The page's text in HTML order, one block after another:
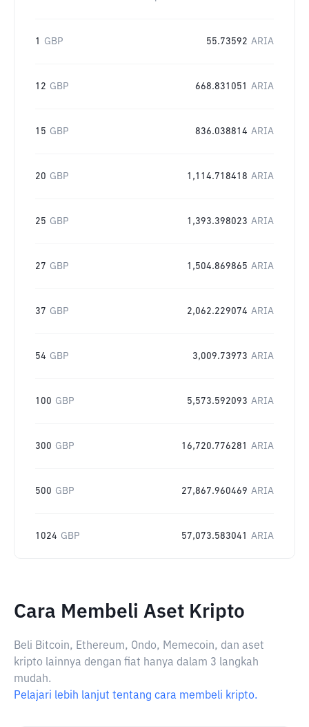
1 GBP 55.73592 ARIA
12 GBP 668.831051 ARIA
15 GBP 836.038814 ARIA
20 GBP 1,114.718418 ARIA
25 GBP 1,393.398023 ARIA
27 GBP 1,504.869865 ARIA
37 GBP 2,062.229074 ARIA
54 GBP 3,009.73973 ARIA
100 GBP 5,573.592093 ARIA
300 GBP 16,720.776281 ARIA
500 GBP 27,867.960469 ARIA
1024 GBP 57,073.583041 ARIA
Cara Membeli Aset Kripto
Beli Bitcoin, Ethereum, Ondo, Memecoin, dan aset
kripto lainnya dengan fiat hanya dalam 3 langkah
mudah.
Pelajari lebih lanjut tentang cara membeli kripto.